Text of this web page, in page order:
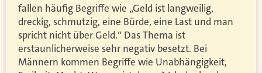
fallen häufig Begriffe wie „Geld ist langweilig,
dreckig, schmutzig, eine Bürde, eine Last und man
spricht nicht über Geld.“ Das Thema ist
erstaunlicherweise sehr negativ besetzt. Bei
Männern kommen Begriffe wie Unabhängigkeit,